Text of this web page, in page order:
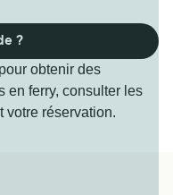
obtenir des
en ferry, consulter les
votre réservation.
?